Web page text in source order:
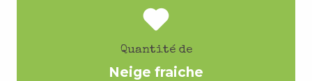
Quantité de
Neige fraiche